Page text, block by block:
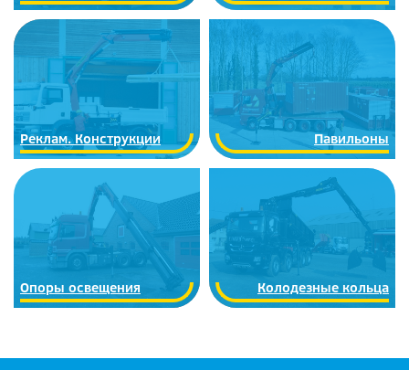
Реклам. Конструкции Павильоны
Опоры освещения Колодезные кольца